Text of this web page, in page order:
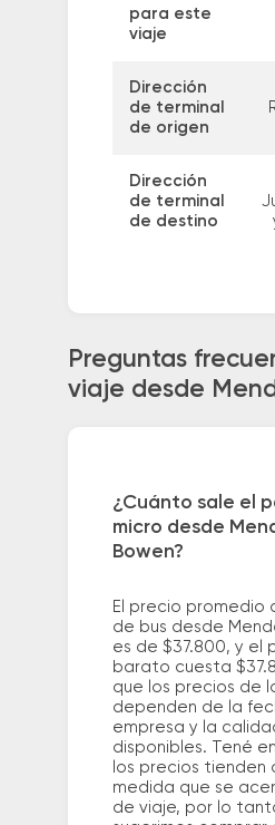
para este
viaje
Dirección
de terminal
de origen
Dirección
de terminal
de destino
Preguntas
viaje desde
¿Cuánto sale el
micro desde
Bowen?
El precio promedio
de bus desde
es de $37.800, y el
barato cuesta
que los precios de
dependen de la
empresa y la
disponibles. Tené
los precios tienden
medida que se
de viaje, por lo